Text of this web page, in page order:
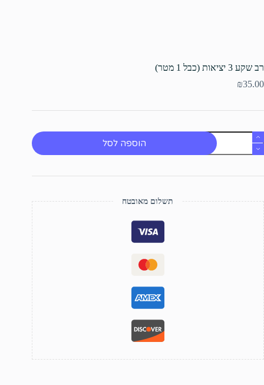
רב שקע 3 יציאות (כבל 1 מטר)
₪35.00
כמות
של
רב
3
1
מטר)
הוספה לסל
תשלום מאובטח